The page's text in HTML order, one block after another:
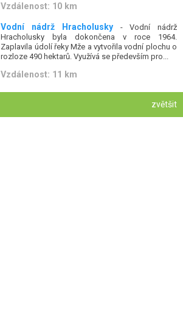
Vzdálenost: 10 km
Vodní nádrž Hracholusky- Vodní nádrž
Hracholusky byla dokončena v roce 1964.
Zaplavila údolí řeky Mže a vytvořila vodní plochu o
rozloze 490 hektarů. Využívá se především pro...
Vzdálenost: 11 km
zvětšit